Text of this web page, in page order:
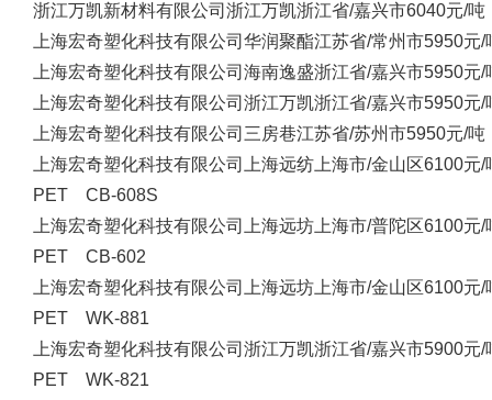
浙江万凯新材料有限公司 浙江万凯浙江省/嘉兴市6040元/吨
上海宏奇塑化科技有限公司 华润聚酯江苏省/常州市5950元/
上海宏奇塑化科技有限公司 海南逸盛浙江省/嘉兴市5950元/
上海宏奇塑化科技有限公司 浙江万凯浙江省/嘉兴市5950元/
上海宏奇塑化科技有限公司 三房巷江苏省/苏州市5950元/吨
上海宏奇塑化科技有限公司
上海远纺 上海市/金山区6100元/
PET CB-608S
上海宏奇塑化科技有限公司
上海远坊 上海市/普陀区6100元/
PET CB-602
上海宏奇塑化科技有限公司
上海远坊 上海市/金山区6100元/
PET WK-881
上海宏奇塑化科技有限公司 浙江万凯浙江省/嘉兴市5900元/
PET WK-821